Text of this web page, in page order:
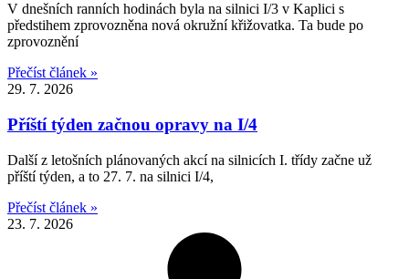
V dnešních ranních hodinách byla na silnici I/3 v Kaplici s
předstihem zprovozněna nová okružní křižovatka. Ta bude po
zprovoznění
Přečíst článek »
29. 7. 2026
Příští týden začnou opravy na I/4
Další z letošních plánovaných akcí na silnicích I. třídy začne už
příští týden, a to 27. 7. na silnici I/4,
Přečíst článek »
23. 7. 2026